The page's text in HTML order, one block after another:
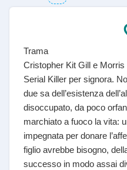
Trama
Cristopher Kit Gill e
Serial Killer per signora.
due sa dell’esistenza
disoccupato, da poco
marchiato a fuoco la vita:
impegnata per donare
figlio avrebbe bisogno,
successo in modo assai